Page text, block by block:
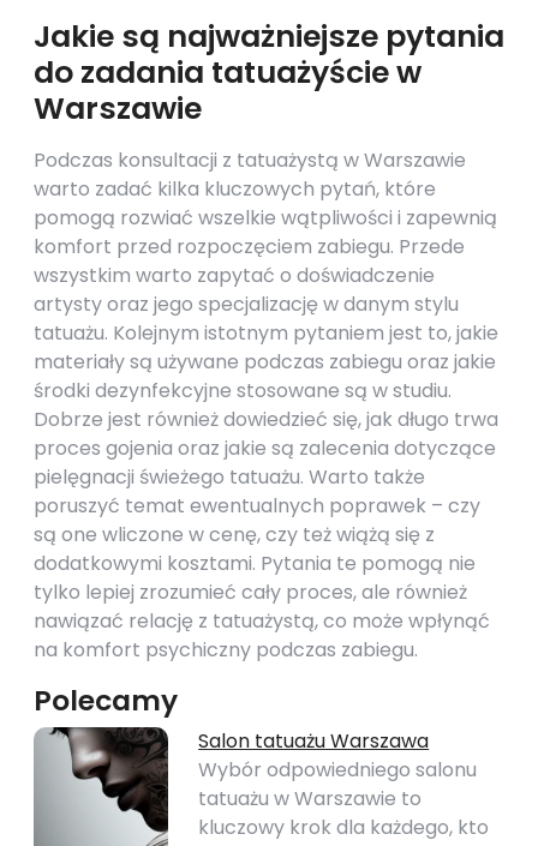
Jakie są najważniejsze pytania
do zadania tatuażyście w
Warszawie
Podczas konsultacji z tatuażystą w Warszawie
warto zadać kilka kluczowych pytań, które
pomogą rozwiać wszelkie wątpliwości i zapewnią
komfort przed rozpoczęciem zabiegu. Przede
wszystkim warto zapytać o doświadczenie
artysty oraz jego specjalizację w danym stylu
tatuażu. Kolejnym istotnym pytaniem jest to, jakie
materiały są używane podczas zabiegu oraz jakie
środki dezynfekcyjne stosowane są w studiu.
Dobrze jest również dowiedzieć się, jak długo trwa
proces gojenia oraz jakie są zalecenia dotyczące
pielęgnacji świeżego tatuażu. Warto także
poruszyć temat ewentualnych poprawek – czy
są one wliczone w cenę, czy też wiążą się z
dodatkowymi kosztami. Pytania te pomogą nie
tylko lepiej zrozumieć cały proces, ale również
nawiązać relację z tatuażystą, co może wpłynąć
na komfort psychiczny podczas zabiegu.
Polecamy
Salon tatuażu Warszawa
Wybór odpowiedniego salonu
tatuażu w Warszawie to
kluczowy krok dla każdego, kto